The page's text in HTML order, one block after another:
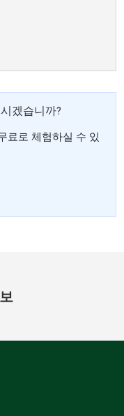
겠습니까?
료로 체험하실 수 있